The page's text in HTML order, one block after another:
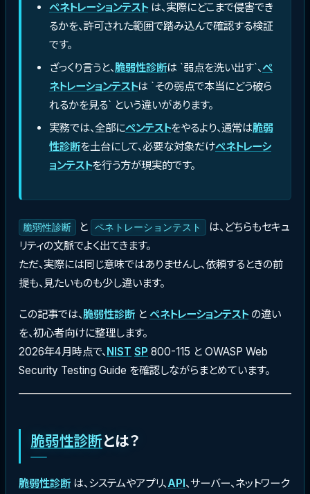
ペネトレーションテストは、実際にどこまで侵害でき
るかを、許可された範囲で踏み込んで確認する検証
です。
ざっくり言うと、脆弱性診断は `弱点を洗い出す`、ペ
ネトレーションテストは `その弱点で本当にどう破ら
れるかを見る` という違いがあります。
実務では、全部にペンテストをやるより、通常は脆弱
性診断を土台にして、必要な対象だけペネトレーシ
ョンテストを行う方が現実的です。
脆弱性診断 と ペネトレーションテスト
は、どちらもセキュ
リティの文脈でよく出てきます。
ただ、実際には同じ意味ではありませんし、依頼するときの前
提も、見たいものも少し違います。
この記事では、脆弱性診断 と ペネトレーションテストの違い
を、初心者向けに整理します。
2026年4月時点で、 NIST SP 800-115 と OWASP Web
Security Testing Guide を確認しながらまとめています。
脆弱性診断とは？
脆弱性診断 は、システムやアプリ、 API、サーバー、ネットワーク